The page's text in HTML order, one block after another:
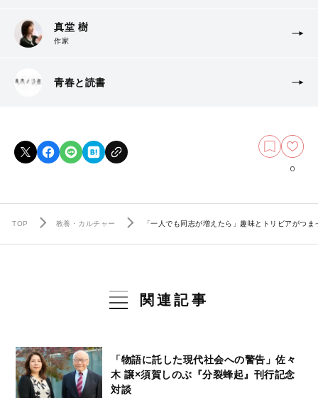
真堂 樹
作家
青春と読書
0
TOP 教養・カルチャー 「一人でも同志が増えたら」趣味とトリビアがつ
関連記事
「物語に託した現代社会への警告」佐々
木 譲×須賀しのぶ『分裂蜂起』刊行記念
対談